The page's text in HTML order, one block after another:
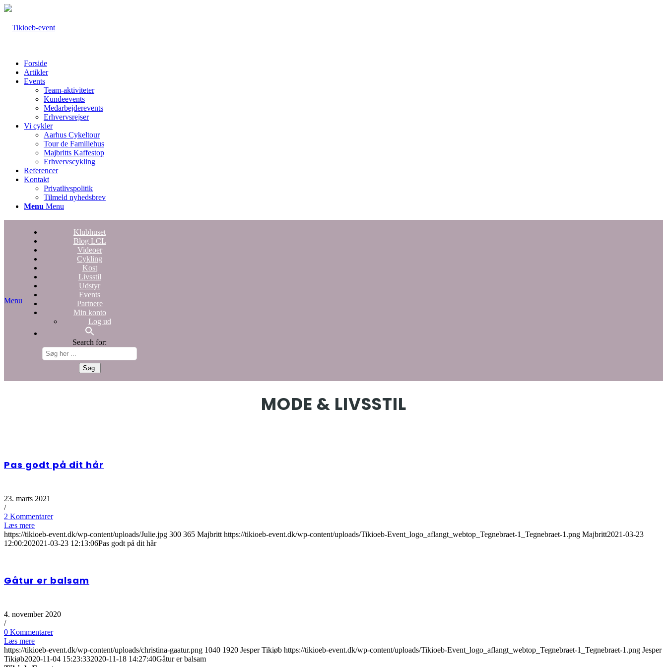
Forside
Artikler
Events
Team-aktiviteter
Kundeevents
Medarbejderevents
Erhvervsrejser
Vi cykler
Aarhus Cykeltour
Tour de Familiehus
Majbritts Kaffestop
Erhvervscykling
Referencer
Kontakt
Privatlivspolitik
Tilmeld nyhedsbrev
Menu Menu
Menu
Klubhuset
Blog LCL
Videoer
Cykling
Kost
Livsstil
Udstyr
Events
Partnere
Min konto
Log ud
Search for:
MODE & LIVSSTIL
Pas godt på dit hår
23. marts 2021
/
2 Kommentarer
Læs mere
https://tikioeb-event.dk/wp-content/uploads/Julie.jpg 300 365 Majbritt https://tikioeb-event.dk/wp-content/uploads/Tikioeb-Event_logo_aflangt_webtop_Tegnebraet-1_Tegnebraet-1.png Majbritt2021-03-23
12:00:202021-03-23 12:13:06Pas godt på dit hår
Gåtur er balsam
4. november 2020
/
0 Kommentarer
Læs mere
https://tikioeb-event.dk/wp-content/uploads/christina-gaatur.png 1040 1920 Jesper Tikiøb https://tikioeb-event.dk/wp-content/uploads/Tikioeb-Event_logo_aflangt_webtop_Tegnebraet-1_Tegnebraet-1.png Jesper
Tikiøb2020-11-04 15:23:332020-11-18 14:27:40Gåtur er balsam